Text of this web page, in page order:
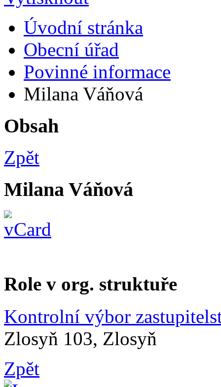
Úvodní stránka
Obecní úřad
Povinné informace
Milana Váňová
Obsah
Zpět
Milana Váňová
Role v org. struktuře
Kontrolní výbor
Zlosyň 103, Zlosyň
Zpět